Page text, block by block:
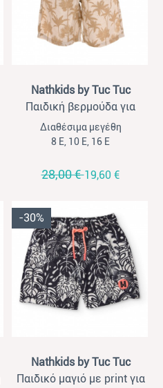
Nathkids by Tuc Tuc
Παιδική βερμούδα για
αγόρια Nathkids μπεζ print
Διαθέσιμα μεγέθη
8 Ε, 10 Ε, 16 Ε
28,00 €19,60 €
-30%
Nathkids by Tuc Tuc
Παιδικό μαγιό με print για